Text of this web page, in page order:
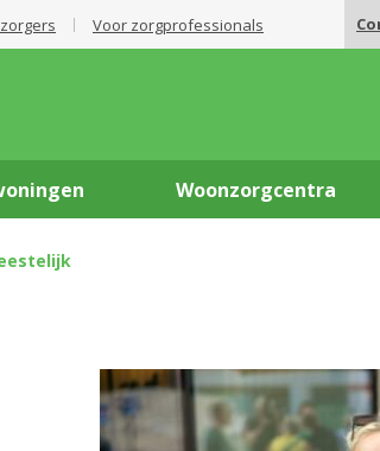
Voor zorgprofessionals
Woonzorgcentra